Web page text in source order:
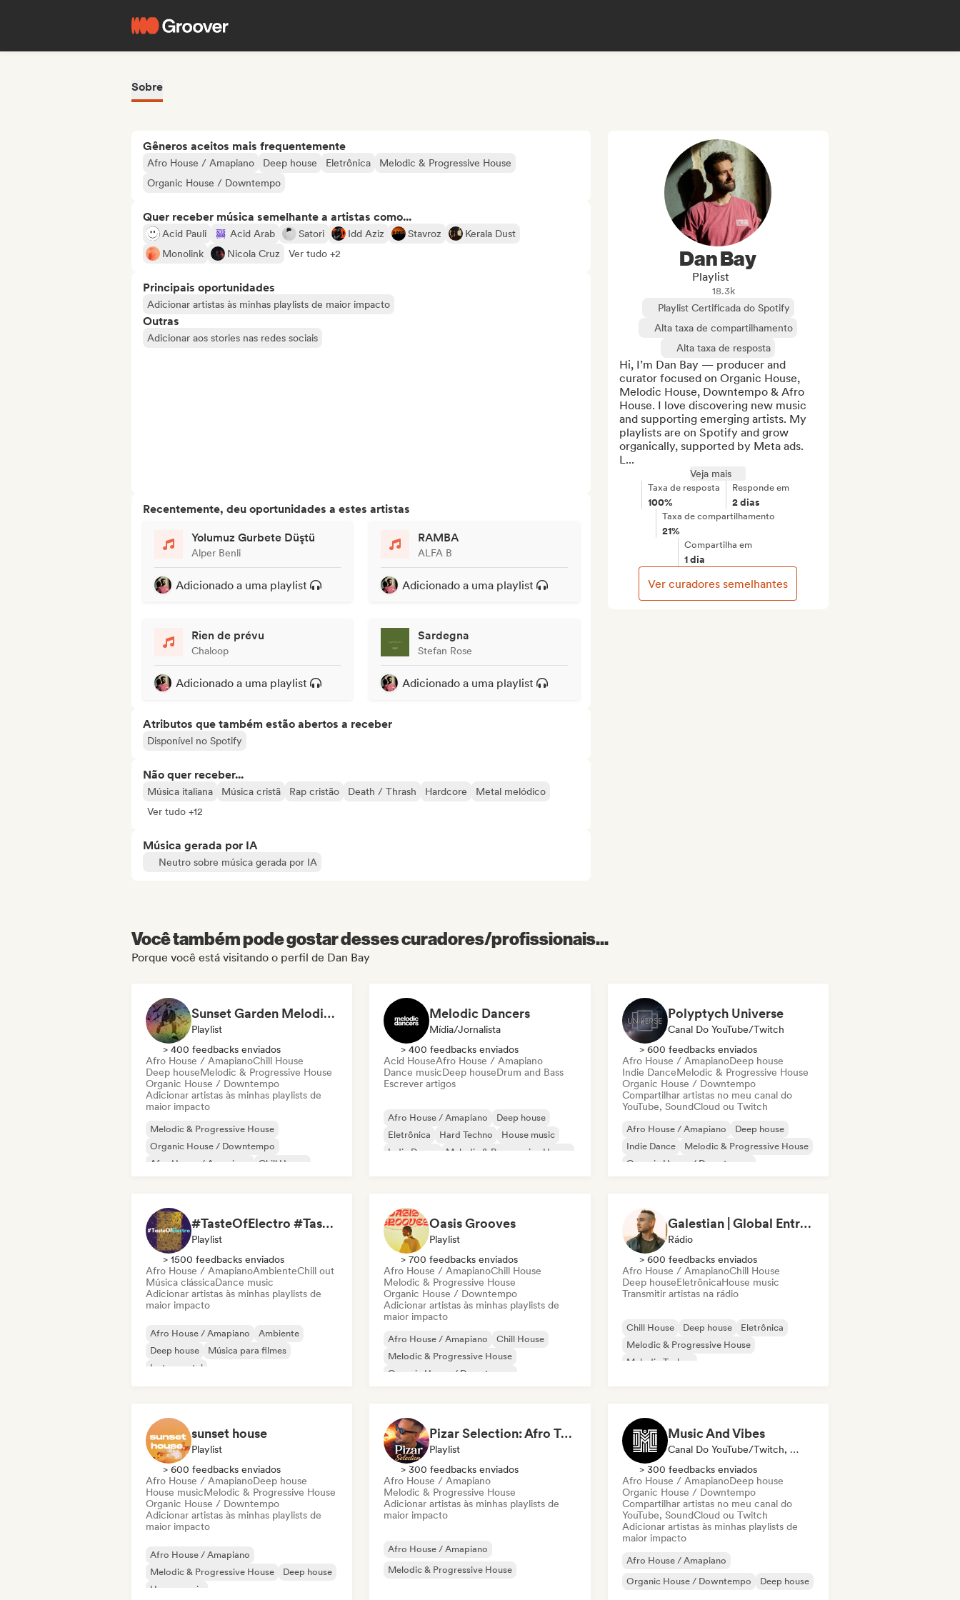
Sobre
Gêneros aceitos mais frequentemente
Afro House / Amapiano Deep house Eletrônica
Melodic & Progressive House
Organic House / Downtempo
Quer receber música semelhante a artistas como...
Acid Pauli Acid Arab Satori Idd Aziz Stavroz
Kerala Dust
Monolink
Nicola Cruz Ver tudo +2
Principais oportunidades
Adicionar artistas às minhas playlists de maior impacto
Outras
Adicionar aos stories nas redes sociais
Recentemente, deu oportunidades a estes artistas
Yolumuz Gurbete Düştü
Alper Benli
Adicionado a uma playlist
RAMBA
ALFA B
Adicionado a uma playlist
Rien de prévu
Chaloop
Adicionado a uma playlist
Sardegna
Stefan Rose
Adicionado a uma playlist
Atributos que também estão abertos a receber
Disponível no Spotify
Não quer receber...
Música italiana Música cristã Rap cristão Death / Thrash Hardcore
Metal melódico
Ver tudo +12
Música gerada por IA
Neutro sobre música gerada por IA
Dan Bay
Playlist
18.3k
Playlist Certificada do Spotify
Alta taxa de compartilhamento
Alta taxa de resposta
Hi, I’m Dan Bay — producer and
curator focused on Organic House,
Melodic House, Downtempo & Afro
House. I love discovering new music
and supporting emerging artists. My
playlists are on Spotify and grow
organically, supported by Meta ads.
L...
Veja mais
Taxa de resposta
100%
Responde em
2 dias
Taxa de compartilhamento
21%
Compartilha em
1 dia
Ver curadores semelhantes
Você também pode gostar desses curadores/profissionais...
Porque você está visitando o perfil de Dan Bay
Sunset Garden Melodic & Organic House
Playlist
> 400 feedbacks enviados
Afro House / AmapianoChill House
Deep houseMelodic & Progressive House
Organic House / Downtempo
Adicionar artistas às minhas playlists de
maior impacto
Melodic & Progressive House
Organic House / Downtempo
Afro House / Amapiano
Chill House
Melodic Dancers
Mídia/Jornalista
> 400 feedbacks enviados
Acid HouseAfro House / Amapiano
Dance musicDeep houseDrum and Bass
Escrever artigos
Afro House / Amapiano
Deep house
Eletrônica
Hard Techno
House music
Indie Dance
Melodic & Progressive House
Polyptych Universe
Canal Do YouTube/Twitch
> 600 feedbacks enviados
Afro House / AmapianoDeep house
Indie DanceMelodic & Progressive House
Organic House / Downtempo
Compartilhar artistas no meu canal do
YouTube, SoundCloud ou Twitch
Afro House / Amapiano
Deep house
Indie Dance
Melodic & Progressive House
Organic House / Downtempo
#TasteOfElectro #TasteOfMind by Gilles Bernies
Playlist
> 1500 feedbacks enviados
Afro House / AmapianoAmbienteChill out
Música clássicaDance music
Adicionar artistas às minhas playlists de
maior impacto
Afro House / Amapiano
Ambiente
Deep house
Música para filmes
Instrumental
Organic House / Downtempo
Oasis Grooves
Playlist
> 700 feedbacks enviados
Afro House / AmapianoChill House
Melodic & Progressive House
Organic House / Downtempo
Adicionar artistas às minhas playlists de
maior impacto
Afro House / Amapiano
Chill House
Melodic & Progressive House
Organic House / Downtempo
Galestian | Global Entry Radio
Rádio
> 600 feedbacks enviados
Afro House / AmapianoChill House
Deep houseEletrônicaHouse music
Transmitir artistas na rádio
Chill House Deep house
Eletrônica
Melodic & Progressive House
Melodic Techno
sunset house
Playlist
> 600 feedbacks enviados
Afro House / AmapianoDeep house
House musicMelodic & Progressive House
Organic House / Downtempo
Adicionar artistas às minhas playlists de
maior impacto
Afro House / Amapiano
Melodic & Progressive House
Deep house
House music
Pizar Selection: Afro Tribal & Melodic House
Playlist
> 300 feedbacks enviados
Afro House / Amapiano
Melodic & Progressive House
Adicionar artistas às minhas playlists de
maior impacto
Afro House / Amapiano
Melodic & Progressive House
Music And Vibes
Canal Do YouTube/Twitch, Playlist
> 300 feedbacks enviados
Afro House / AmapianoDeep house
Organic House / Downtempo
Compartilhar artistas no meu canal do
YouTube, SoundCloud ou Twitch
Adicionar artistas às minhas playlists de
maior impacto
Afro House / Amapiano
Organic House / Downtempo
Deep house